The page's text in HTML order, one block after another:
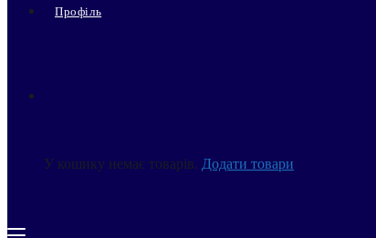
Профіль
У кошику немає товарів. Додати товари